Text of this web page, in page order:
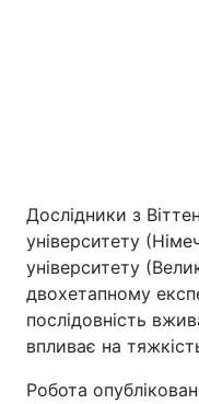
Дослідники з
університету
університету
двохетапному
послідовність
впливає на
Робота